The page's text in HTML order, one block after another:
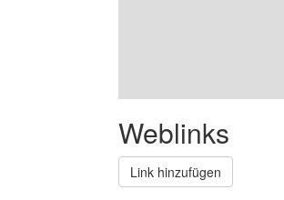
Weblinks
Link hinzufügen